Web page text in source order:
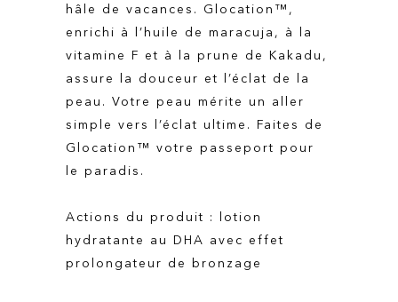
hâle de vacances. Glocation™,
enrichi à l’huile de maracuja, à la
vitamine F et à la prune de Kakadu,
assure la douceur et l’éclat de la
peau. Votre peau mérite un aller
simple vers l’éclat ultime. Faites de
Glocation™ votre passeport pour
le paradis.
Actions du produit : lotion
hydratante au DHA avec effet
prolongateur de bronzage